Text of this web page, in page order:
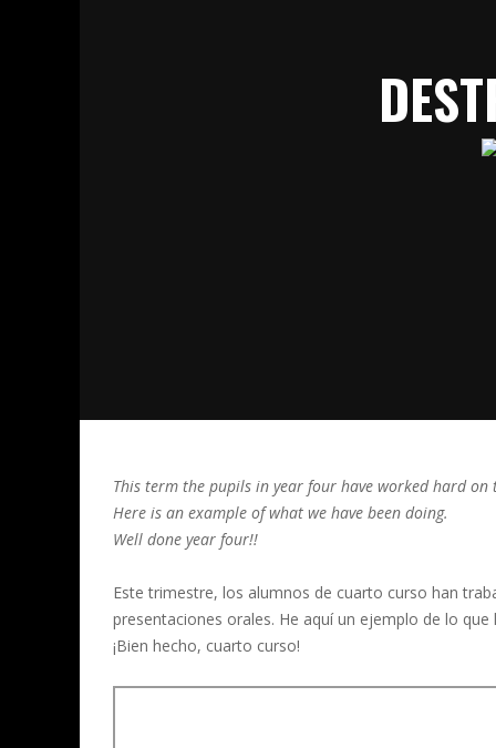
This term the pupils in year four have worked hard
Here is an example of what we have been doing.
Well done year four!!
Este trimestre, los alumnos de cuarto curso han
presentaciones orales. He aquí un ejemplo de lo
¡Bien hecho, cuarto curso!